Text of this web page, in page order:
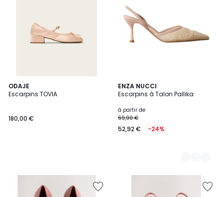
ODAJE
Escarpins TOVIA
180,00 €
ENZA NUCCI
Escarpins à Talon Pallika
à partir de
69,90 €
52,92 € -24%
3
Couleurs